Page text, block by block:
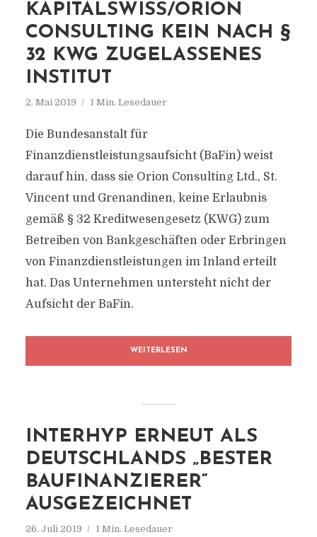
KAPITALSWISS/ORION
CONSULTING KEIN NACH §
32 KWG ZUGELASSENES
INSTITUT
2. Mai 2019 1 Min. Lesedauer
Die Bundesanstalt für
Finanzdienstleistungsaufsicht (BaFin) weist
darauf hin, dass sie Orion Consulting Ltd., St.
Vincent und Grenandinen, keine Erlaubnis
gemäß § 32 Kreditwesengesetz (KWG) zum
Betreiben von Bankgeschäften oder Erbringen
von Finanzdienstleistungen im Inland erteilt
hat. Das Unternehmen untersteht nicht der
Aufsicht der BaFin.
WEITERLESEN
INTERHYP ERNEUT ALS
DEUTSCHLANDS „BESTER
BAUFINANZIERER“
AUSGEZEICHNET
26. Juli 2019 1 Min. Lesedauer